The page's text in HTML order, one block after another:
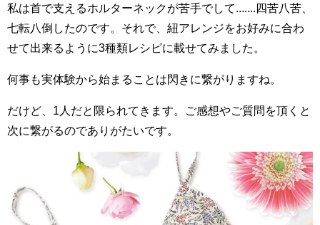
私は首で支えるホルターネックが苦手でして.......四苦八苦、
七転八倒したのです。それで、紐アレンジをお好みに合わ
せて出来るように3種類レシピに載せてみました。
何事も実体験から始まることは閃きに繋がりますね。
だけど、1人だと限られてきます。ご感想やご質問を頂くと
次に繋がるのでありがたいです。